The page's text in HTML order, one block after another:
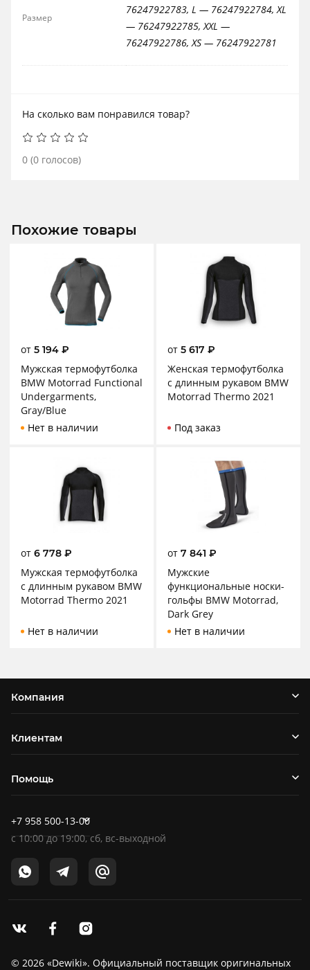
Размер
76247922783, L — 76247922784, XL
— 76247922785, XXL —
76247922786, XS — 76247922781
На сколько вам понравился товар?
0 (0 голосов)
Похожие товары
от 5 194 ₽
Мужская термофутболка
BMW Motorrad Functional
Undergarments,
Gray/Blue
Нет в наличии
от 5 617 ₽
Женская термофутболка
с длинным рукавом BMW
Motorrad Thermo 2021
Под заказ
от 6 778 ₽
Мужская термофутболка
с длинным рукавом BMW
Motorrad Thermo 2021
Нет в наличии
от 7 841 ₽
Мужские
функциональные носки-
гольфы BMW Motorrad,
Dark Grey
Нет в наличии
Компания
Клиентам
Помощь
+7 958 500-13-00
c10:00до19:00, сб, вс-выходной
© 2026 «Dewiki». Официальный поставщик оригинальных